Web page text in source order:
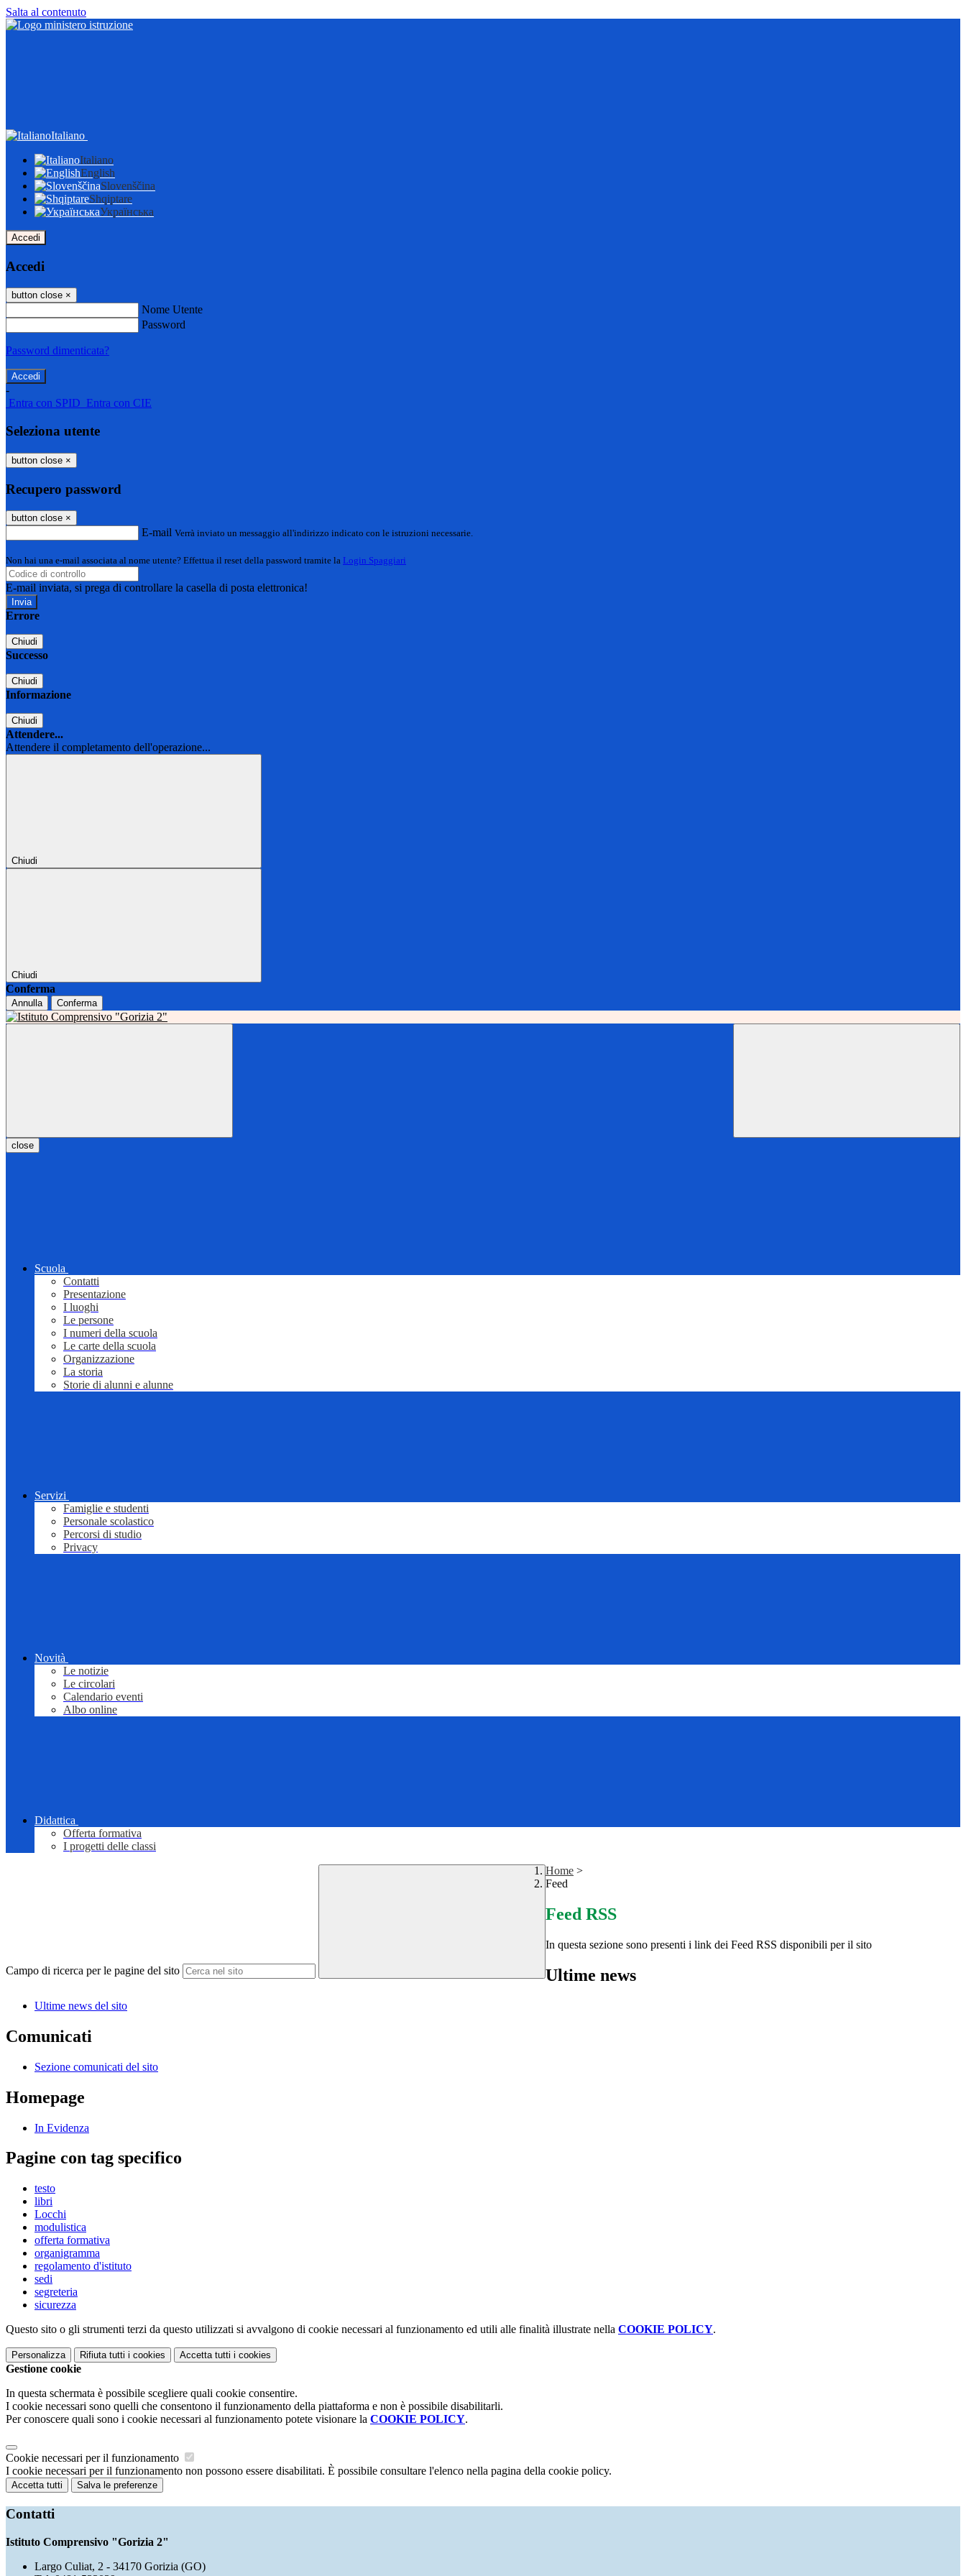
Salta al contenuto
Italiano
Italiano
English
Slovenščina
Shqiptare
Українська
Accedi
Accedi
button close ×
Nome Utente
Password
Password dimenticata?
-
Entra con SPID Entra con CIE
Seleziona utente
button close ×
Recupero password
button close ×
E-mail Verrà inviato un messaggio all'indirizzo indicato con le istruzioni necessarie.
Non hai una e-mail associata al nome utente? Effettua il reset della password tramite la Login Spaggiari
E-mail inviata, si prega di controllare la casella di posta elettronica!
Errore
Chiudi
Successo
Chiudi
Informazione
Chiudi
Attendere...
Attendere il completamento dell'operazione...
Chiudi
Chiudi
Conferma
Annulla Conferma
close
Scuola
Contatti
Presentazione
I luoghi
Le persone
I numeri della scuola
Le carte della scuola
Organizzazione
La storia
Storie di alunni e alunne
Servizi
Famiglie e studenti
Personale scolastico
Percorsi di studio
Privacy
Novità
Le notizie
Le circolari
Calendario eventi
Albo online
Didattica
Offerta formativa
I progetti delle classi
Campo di ricerca per le pagine del sito
Home >
Feed
Feed RSS
In questa sezione sono presenti i link dei Feed RSS disponibili per il sito
Ultime news
Ultime news del sito
Comunicati
Sezione comunicati del sito
Homepage
In Evidenza
Pagine con tag specifico
testo
libri
Locchi
modulistica
offerta formativa
organigramma
regolamento d'istituto
sedi
segreteria
sicurezza
Questo sito o gli strumenti terzi da questo utilizzati si avvalgono di cookie necessari al funzionamento ed utili alle finalità illustrate nella COOKIE POLICY.
Personalizza Rifiuta tutti i cookies Accetta tutti i cookies
Gestione cookie
In questa schermata è possibile scegliere quali cookie consentire.
I cookie necessari sono quelli che consentono il funzionamento della piattaforma e non è possibile disabilitarli.
Per conoscere quali sono i cookie necessari al funzionamento potete visionare la COOKIE POLICY.
Cookie necessari per il funzionamento
I cookie necessari per il funzionamento non possono essere disabilitati. È possibile consultare l'elenco nella pagina della cookie policy.
Accetta tutti Salva le preferenze
Contatti
Istituto Comprensivo "Gorizia 2"
Largo Culiat, 2 - 34170 Gorizia (GO)